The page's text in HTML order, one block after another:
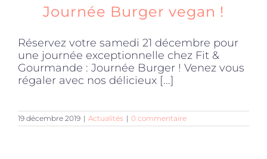
Journée Burger vegan !
Réservez votre samedi 21 décembre pour
une journée exceptionnelle chez Fit &
Gourmande : Journée Burger ! Venez vous
régaler avec nos délicieux [...]
19 décembre 2019 | Actualités | 0 commentaire